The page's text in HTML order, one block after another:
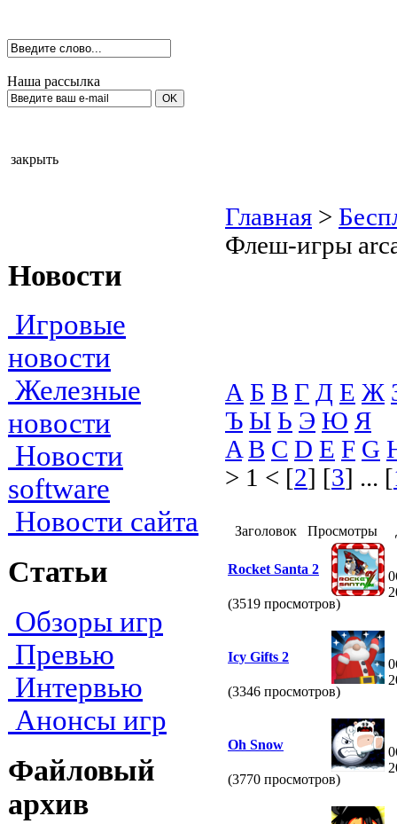
Наша рассылка
закрыть
Новости
Игровые
новости
Железные
новости
Новости
software
Новости сайта
Статьи
Обзоры игр
Превью
Интервью
Анонсы игр
Файловый
архив
Главная >
Флеш-игры
А Б В Г Д Е Ж
Ъ Ы Ь Э Ю Я
A B C D E F G
> 1 < [2] [3] ... [
Заголовок Просмотры
Rocket Santa 2
(3519 просмотров)
Icy Gifts 2
(3346 просмотров)
Oh Snow
(3770 просмотров)